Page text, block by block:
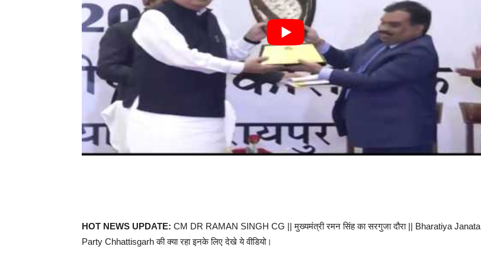
HOT NEWS UPDATE: CM DR RAMAN SINGH CG || मुख्यमंत्री रमन सिंह का सरगुजा दौरा || Bharatiya Janata
Party Chhattisgarh की क्या रहा इनके लिए देखे ये वीडियो।